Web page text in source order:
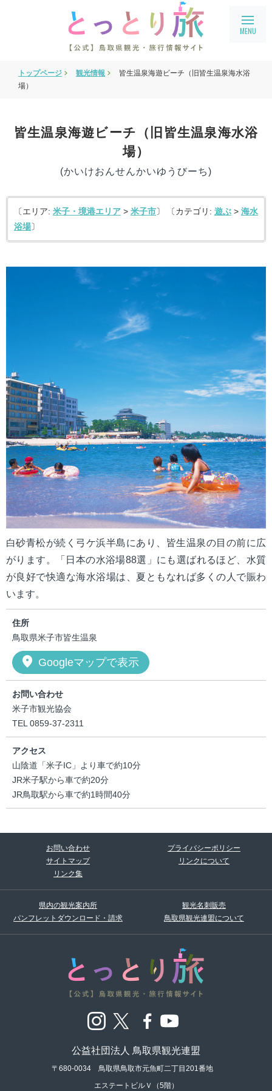
旅行会社・企業向け情報
鳥取県フィルムコミッション
アクセス
会員ページ
宿泊案内
お問い合わせ
search
トップページ 観光情報
皆生温泉海遊ビーチ（旧皆生温泉海水浴
場）
皆生温泉海遊ビーチ（旧皆生温泉海水浴
場）
(かいけおんせんかいゆうびーち)
〔エリア: 米子・境港エリア > 米子市〕 〔カテゴリ: 遊ぶ > 海水
浴場〕
白砂青松が続く弓ケ浜半島にあり、皆生温泉の目の前に広
がります。「日本の水浴場88選」にも選ばれるほど、水質
が良好で快適な海水浴場は、夏ともなれば多くの人で賑わ
います。
住所
鳥取県米子市皆生温泉
location_on Googleマップで表示
お問い合わせ
米子市観光協会
TEL 0859‐37‐2311
アクセス
山陰道「米子IC」より車で約10分
JR米子駅から車で約20分
JR鳥取駅から車で約1時間40分
お問い合わせ
プライバシーポリシー
サイトマップ
リンクについて
リンク集
県内の観光案内所
観光名刺販売
パンフレットダウンロード・請求
鳥取県観光連盟について
公益社団法人 鳥取県観光連盟
〒680-0034 鳥取県鳥取市元魚町二丁目201番地
エステートビルＶ（5階）